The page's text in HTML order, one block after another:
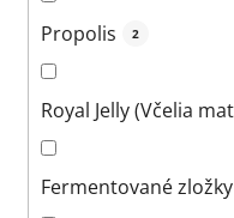
Propolis 2
Royal Jelly (Včelia
Fermentované zložky